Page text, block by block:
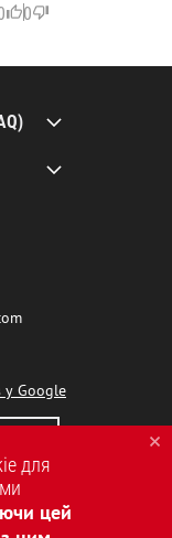
0
у Google
для
цей